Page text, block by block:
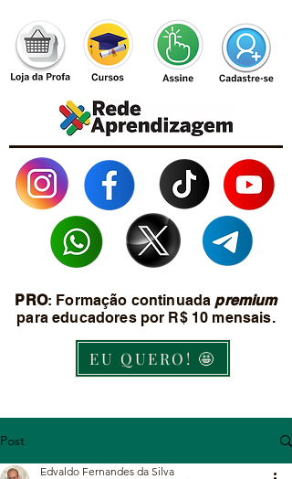
PRO: Formação continuada premium
para educadores por R$ 10 mensais.
EU QUERO! 🤩
Post
Edvaldo Fernandes da Silva